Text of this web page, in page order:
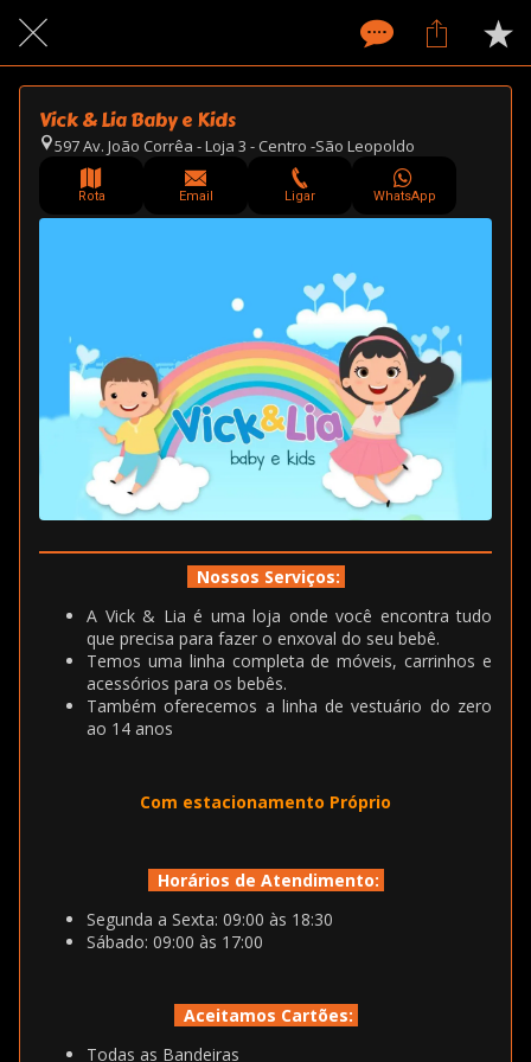
Vick & Lia Baby e Kids
597 Av. João Corrêa - Loja 3 - Centro -São Leopoldo
Rota Email Ligar WhatsApp
Nossos Serviços:
A Vick & Lia é uma loja onde você encontra tudo
que precisa para fazer o enxoval do seu bebê.
Temos uma linha completa de móveis, carrinhos e
acessórios para os bebês.
Também oferecemos a linha de vestuário do zero
ao 14 anos
Com estacionamento Próprio
Horários de Atendimento:
Segunda a Sexta: 09:00 às 18:30
Sábado: 09:00 às 17:00
Aceitamos Cartões:
Todas as Bandeiras